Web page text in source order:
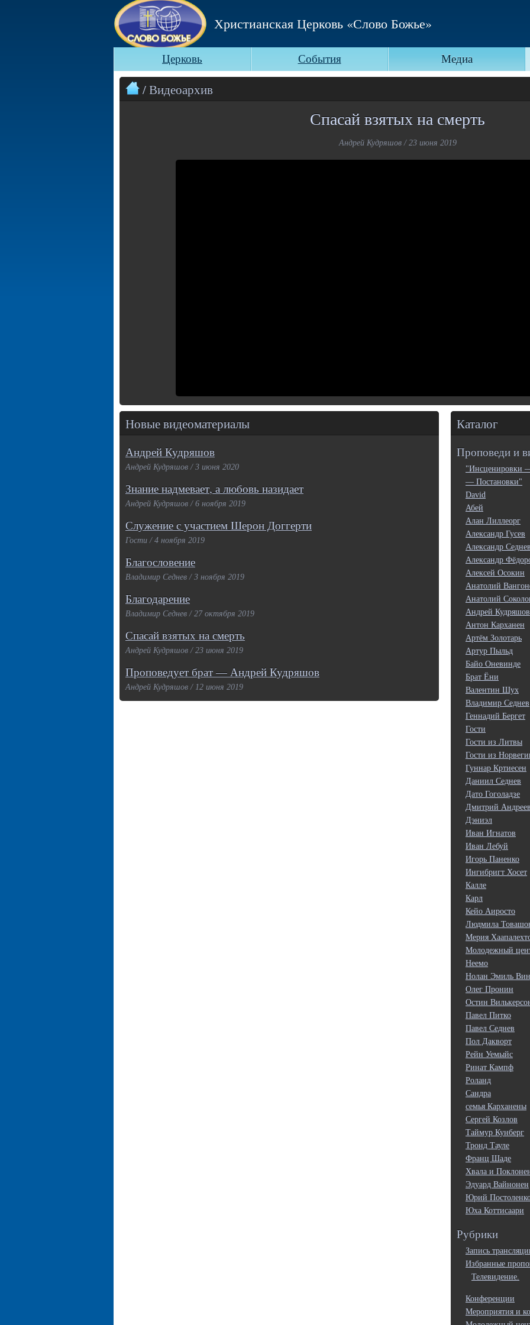
Христианская Церковь «Слово Божье»
Церковь События Медиа
/ Видеоархив
Спасай взятых на смерть
Андрей Кудряшов / 23 июня 2019
Новые видеоматериалы
Андрей Кудряшов
Андрей Кудряшов / 3 июня 2020
Знание надмевает, а любовь назидает
Андрей Кудряшов / 6 ноября 2019
Служение с участием Шерон Доггерти
Гости / 4 ноября 2019
Благословение
Владимир Седнев / 3 ноября 2019
Благодарение
Владимир Седнев / 27 октября 2019
Спасай взятых на смерть
Андрей Кудряшов / 23 июня 2019
Проповедует брат — Андрей Кудряшов
Андрей Кудряшов / 12 июня 2019
Каталог
Проповеди и
"Инсценировки
— Постановки"
David
Абей
Алан Лиллеорг
Александр Гусев
Александр Седнев
Александр
Алексей Осокин
Анатолий
Анатолий
Андрей Кудряшов
Антон Карханен
Артём Золотарь
Артур Пыльд
Байо Оневинде
Брат Ёни
Валентин Шух
Владимир Седнев
Геннадий Бергет
Гости
Гости из Литвы
Гости из
Гуннар Кртиесен
Даниил Седнев
Дато Гоголадзе
Дмитрий Андреев
Дэниэл
Иван Игнатов
Иван Лебуй
Игорь Паненко
Ингибригт Хосет
Калле
Карл
Кейо Аиросто
Людмила
Мерия
Молодежный
Неемо
Нолан Эмиль
Олег Пронин
Остин
Павел Питко
Павел Седнев
Пол Дакворт
Рейн Уемыйс
Ринат Кампф
Роланд
Сандра
семья Карханены
Сергей Козлов
Таймур Кунберг
Тронд Тауле
Франц Шаде
Хвала и
Эдуард Вайнонен
Юрий
Юха Коттисаари
Рубрики
Запись
Избранные
Телевидение.
Конференции
Мероприятия и